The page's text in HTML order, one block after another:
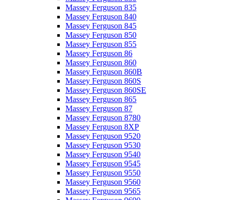
Massey Ferguson 835
Massey Ferguson 840
Massey Ferguson 845
Massey Ferguson 850
Massey Ferguson 855
Massey Ferguson 86
Massey Ferguson 860
Massey Ferguson 860B
Massey Ferguson 860S
Massey Ferguson 860SE
Massey Ferguson 865
Massey Ferguson 87
Massey Ferguson 8780
Massey Ferguson 8XP
Massey Ferguson 9520
Massey Ferguson 9530
Massey Ferguson 9540
Massey Ferguson 9545
Massey Ferguson 9550
Massey Ferguson 9560
Massey Ferguson 9565